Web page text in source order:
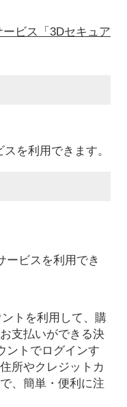
ビス「3Dセキュア
を利用できます。
ービスを利用でき
トを利用して、購
支払いができる決
ントでログインす
所やクレジットカ
、簡単・便利に注